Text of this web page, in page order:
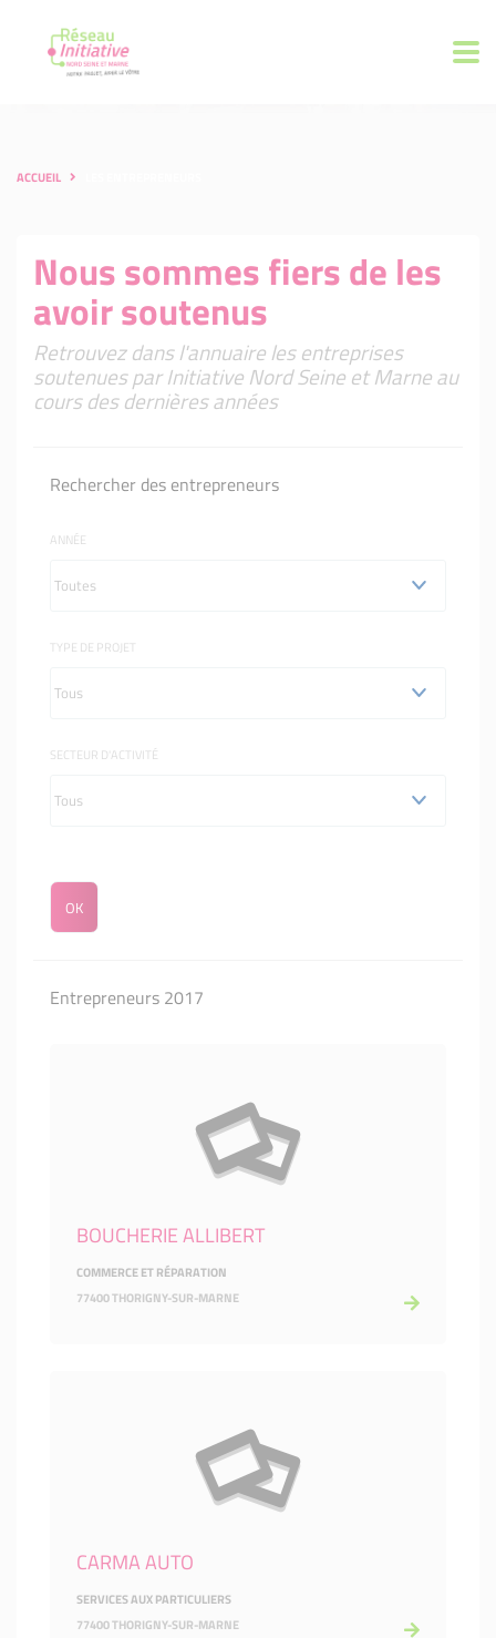
ACCUEIL
Nous sommes fiers de les
avoir soutenus
Retrouvez dans l'annuaire les entreprises
soutenues par Initiative Nord Seine et Marne au
cours des dernières années
Rechercher des entrepreneurs
ANNÉE
TYPE DE PROJET
SECTEUR D'ACTIVITÉ
Entrepreneurs 2017
BOUCHERIE ALLIBERT
COMMERCE ET RÉPARATION
77400 THORIGNY-SUR-MARNE
CARMA AUTO
SERVICES AUX PARTICULIERS
77400 THORIGNY-SUR-MARNE